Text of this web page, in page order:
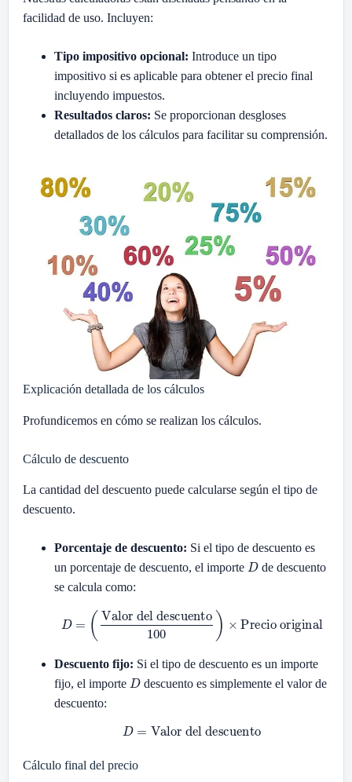
facilidad de uso. Incluyen:
Tipo impositivo opcional: Introduce un tipo
impositivo si es aplicable para obtener el precio final
incluyendo impuestos.
Resultados claros: Se proporcionan desgloses
detallados de los cálculos para facilitar su comprensión.
Explicación detallada de los cálculos
Profundicemos en cómo se realizan los cálculos.
Cálculo de descuento
La cantidad del descuento puede calcularse según el tipo de
descuento.
Porcentaje de descuento: Si el tipo de descuento es
un porcentaje de descuento, el importe Dde descuento
se calcula como:
Valor del descuento100
Descuento fijo: Si el tipo de descuento es un importe
fijo, el importe Ddescuento es simplemente el valor de
descuento:
D Valor del descuento
Cálculo final del precio